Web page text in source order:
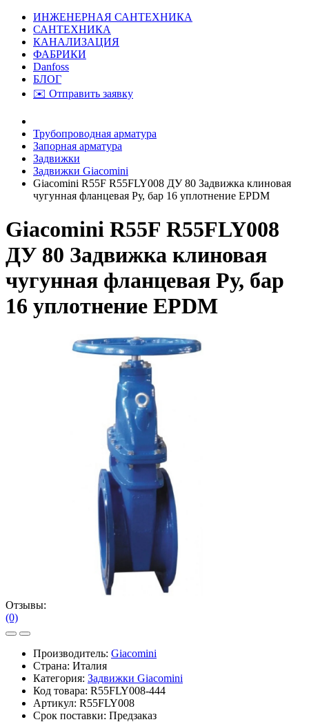
ИНЖЕНЕРНАЯ САНТЕХНИКА
САНТЕХНИКА
КАНАЛИЗАЦИЯ
ФАБРИКИ
Danfoss
БЛОГ
✉️ Отправить заявку
Трубопроводная арматура
Запорная арматура
Задвижки
Задвижки Giacomini
Giacomini R55F R55FLY008 ДУ 80 Задвижка клиновая
чугунная фланцевая Ру, бар 16 уплотнение EPDM
Giacomini R55F R55FLY008
ДУ 80 Задвижка клиновая
чугунная фланцевая Ру, бар
16 уплотнение EPDM
Отзывы:
(0)
Производитель: Giacomini
Страна: Италия
Категория: Задвижки Giacomini
Код товара: R55FLY008-444
Артикул: R55FLY008
Срок поставки: Предзаказ